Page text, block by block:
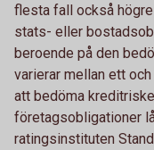
flesta fall också
stats- eller
beroende på den
varierar mellan ett
att bedöma
företagsobligationer
ratingsinstituten